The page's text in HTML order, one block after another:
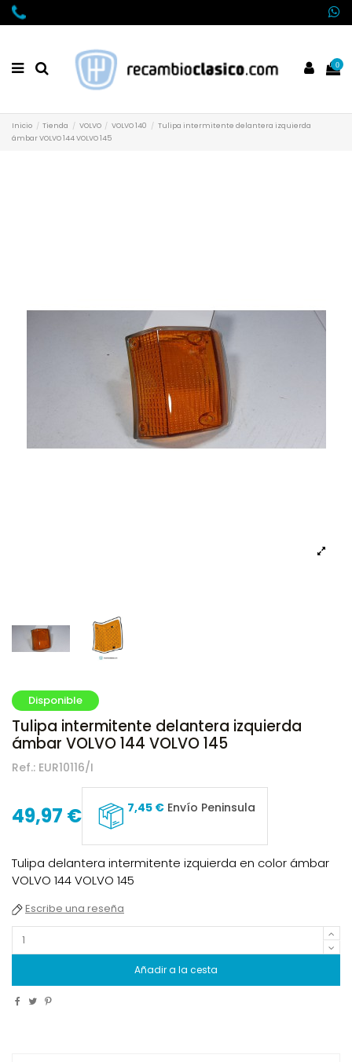
0
Inicio Tienda VOLVO VOLVO 140
Tulipa intermitente delantera izquierda
ámbar VOLVO 144 VOLVO 145
Disponible
Tulipa intermitente delantera izquierda
ámbar VOLVO 144 VOLVO 145
Ref.: EUR10116/I
49,97 € 7,45 € Envío Peninsula
Tulipa delantera intermitente izquierda en color ámbar
VOLVO 144 VOLVO 145
Escribe una reseña
Añadir a la cesta